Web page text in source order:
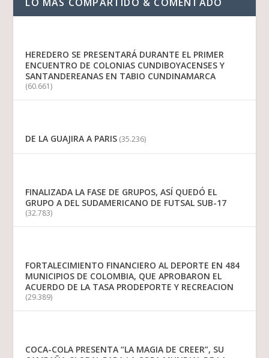
HEREDERO SE PRESENTARÁ DURANTE EL PRIMER
ENCUENTRO DE COLONIAS CUNDIBOYACENSES Y
SANTANDEREANAS EN TABIO CUNDINAMARCA
(60.661)
DE LA GUAJIRA A PARIS (35.236)
FINALIZADA LA FASE DE GRUPOS, ASÍ QUEDÓ EL
GRUPO A DEL SUDAMERICANO DE FUTSAL SUB-17
(32.783)
FORTALECIMIENTO FINANCIERO AL DEPORTE EN 484
MUNICIPIOS DE COLOMBIA, QUE APROBARON EL
ACUERDO DE LA TASA PRODEPORTE Y RECREACION
(29.389)
COCA-COLA PRESENTA “LA MAGIA DE CREER”, SU